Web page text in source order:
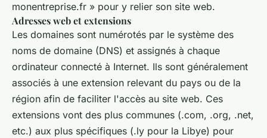
monentreprise.fr » pour y relier son site web.
Adresses web et extensions
Les domaines sont numérotés par le système des
noms de domaine (DNS) et assignés à chaque
ordinateur connecté à Internet. Ils sont généralement
associés à une extension relevant du pays ou de la
région afin de faciliter l'accès au site web. Ces
extensions vont des plus communes (.com, .org, .net,
etc.) aux plus spécifiques (.ly pour la Libye) pour